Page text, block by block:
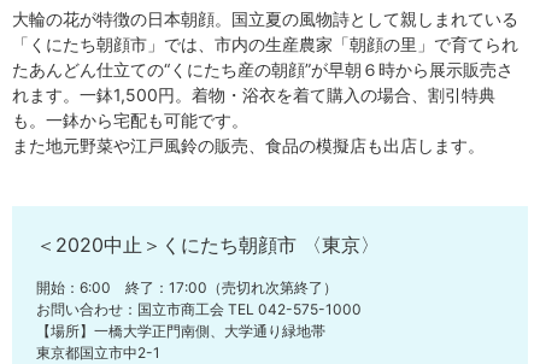
大輪の花が特徴の日本朝顔。国立夏の風物詩として親しまれている
「くにたち朝顔市」では、市内の生産農家「朝顔の里」で育てられ
たあんどん仕立ての“くにたち産の朝顔”が早朝６時から展示販売さ
れます。一鉢1,500円。着物・浴衣を着て購入の場合、割引特典
も。一鉢から宅配も可能です。
また地元野菜や江戸風鈴の販売、食品の模擬店も出店します。
＜2020中止＞くにたち朝顔市 〈東京〉
開始：6:00 終了：17:00（売切れ次第終了）
お問い合わせ：国立市商工会 TEL 042-575-1000
【場所】一橋大学正門南側、大学通り緑地帯
東京都国立市中2-1